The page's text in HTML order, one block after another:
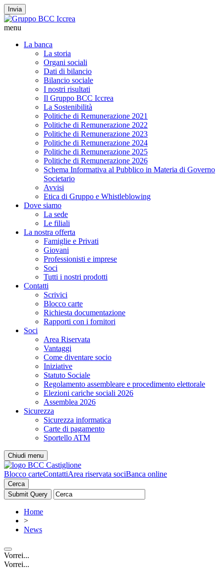
Invia
menu
La banca
La storia
Organi sociali
Dati di bilancio
Bilancio sociale
I nostri risultati
Il Gruppo BCC Iccrea
La Sostenibilità
Politiche di Remunerazione 2021
Politiche di Remunerazione 2022
Politiche di Remunerazione 2023
Politiche di Remunerazione 2024
Politiche di Remunerazione 2025
Politiche di Remunerazione 2026
Schema Informativa al Pubblico in Materia di Governo
Societario
Avvisi
Etica di Gruppo e Whistleblowing
Dove siamo
La sede
Le filiali
La nostra offerta
Famiglie e Privati
Giovani
Professionisti e imprese
Soci
Tutti i nostri prodotti
Contatti
Scrivici
Blocco carte
Richiesta documentazione
Rapporti con i fornitori
Soci
Area Riservata
Vantaggi
Come diventare socio
Iniziative
Statuto Sociale
Regolamento assembleare e procedimento elettorale
Elezioni cariche sociali 2026
Assemblea 2026
Sicurezza
Sicurezza informatica
Carte di pagamento
Sportello ATM
Chiudi menu
Blocco carteContattiArea riservata sociBanca online
Cerca
Home
>
News
Vorrei...
Vorrei...